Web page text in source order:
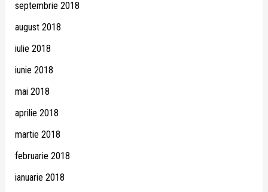
septembrie 2018
august 2018
iulie 2018
iunie 2018
mai 2018
aprilie 2018
martie 2018
februarie 2018
ianuarie 2018